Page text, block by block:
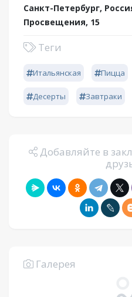
Санкт-Петербург,
Просвещения, 15
Теги
Итальянская Пицца
Десерты Завтраки
Добавляйте в
Галерея